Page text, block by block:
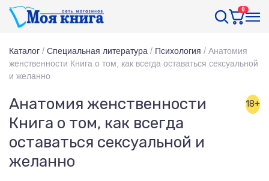
0
Каталог / Специальная литература / Психология / Анатомия
женственности Книга о том, как всегда оставаться сексуальной
и желанно
Анатомия женственности
Книга о том, как всегда
оставаться сексуальной и
желанно
18+